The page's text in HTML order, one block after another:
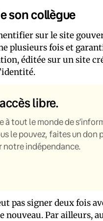
son collègue
sur le site
plusieurs fois et
éditée sur un site
libre.
à tout le monde de
le pouvez, faites un
notre indépendance.
pas signer deux fois
Par ailleurs,